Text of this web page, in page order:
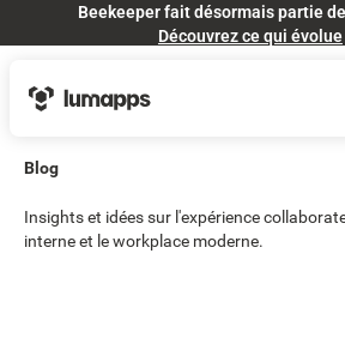
Beekeeper fait désormais partie
Découvrez ce qui évolue
Blog
Insights et idées sur l'expérience
interne et le workplace moderne.